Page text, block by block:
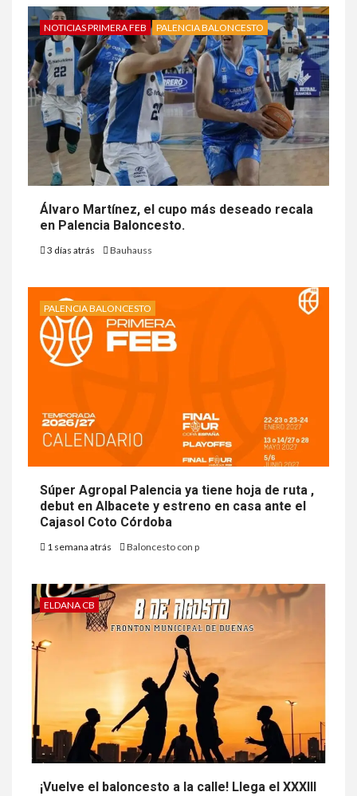
NOTICIAS PRIMERA FEB PALENCIA BALONCESTO
Álvaro Martínez, el cupo más deseado recala
en Palencia Baloncesto.
3 días atrás Bauhauss
PALENCIA BALONCESTO
Súper Agropal Palencia ya tiene hoja de ruta ,
debut en Albacete y estreno en casa ante el
Cajasol Coto Córdoba
1 semana atrás Baloncesto con p
ELDANA CB
¡Vuelve el baloncesto a la calle! Llega el XXXIII